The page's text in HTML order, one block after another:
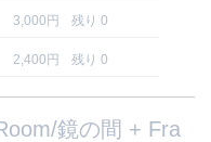
3,000円 残り 0
2,400円 残り 0
鏡の間 + Fra